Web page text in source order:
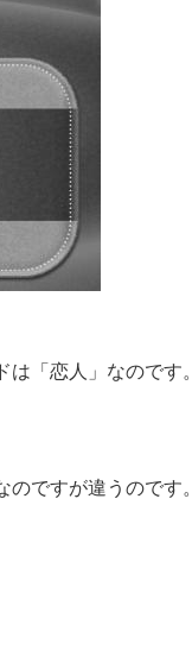
「恋人」なのです。
ですが違うのです。